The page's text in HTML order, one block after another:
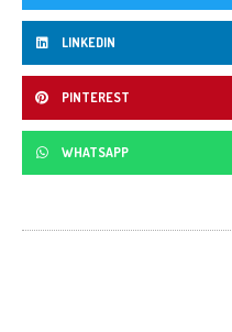
LINKEDIN
PINTEREST
WHATSAPP